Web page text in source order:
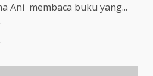
Ani membaca buku yang...